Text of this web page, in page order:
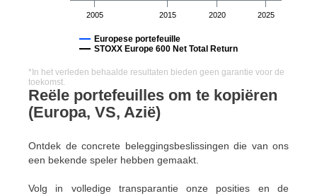
Reële portefeuilles om te kopiëren
(Europa, VS, Azië)
Ontdek de concrete beleggingsbeslissingen die van ons
een bekende speler hebben gemaakt.
Volg in volledige transparantie onze posities en de
Europese portefeuille
STOXX Europe 600 Net Total Return
2005 2015 2020 2025
*In het verleden behaalde resultaten bieden geen garantie voor de
toekomst.